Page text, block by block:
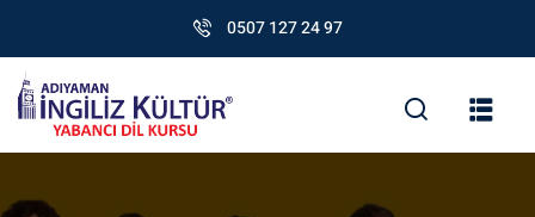
0507 127 24 97